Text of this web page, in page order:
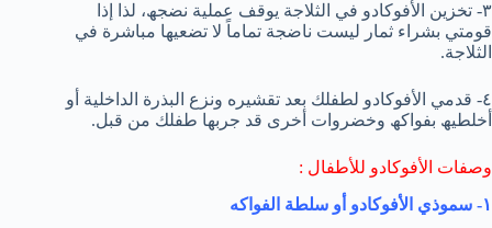
٣- تخزین الأفوكادو في الثلاجة یوقف عملیة نضجھ، لذا إذا
قومتي بشراء ثمار لیست ناضجة تماماً لا تضعیھا مباشرة في
الثلاجة.
٤- قدمي الأفوكادو لطفلك بعد تقشیره ونزع البذرة الداخلیة أو
أخلطیھ بفواكھ وخضروات أخرى قد جربھا طفلك من قبل.
وصفات الأفوكادو للأطفال :
١- سموذي الأفوكادو أو سلطة الفواكه